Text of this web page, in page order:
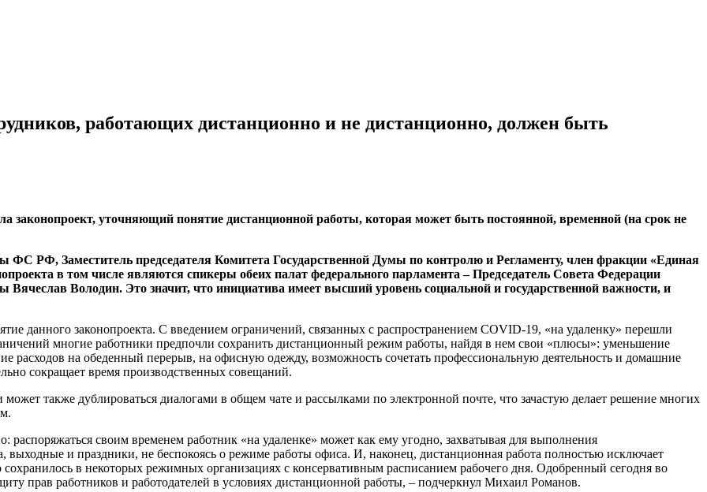
работающих дистанционно и не дистанционно, должен быть
законопроект, уточняющий понятие дистанционной работы, которая может быть постоянной, временной (на срок не
ФС РФ, Заместитель председателя Комитета Государственной Думы по контролю и Регламенту, член фракции «Единая
в том числе являются спикеры обеих палат федерального парламента – Председатель Совета Федерации
Володин. Это значит, что инициатива имеет высший уровень социальной и государственной важности, и
данного законопроекта. С введением ограничений, связанных с распространением COVID-19, «на удаленку» перешли
многие работники предпочли сохранить дистанционный режим работы, найдя в нем свои «плюсы»: уменьшение
расходов на обеденный перерыв, на офисную одежду, возможность сочетать профессиональную деятельность и домашние
сокращает время производственных совещаний.
также дублироваться диалогами в общем чате и рассылками по электронной почте, что зачастую делает решение многих
своим временем работник «на удаленке» может как ему угодно, захватывая для выполнения
выходные и праздники, не беспокоясь о режиме работы офиса. И, наконец, дистанционная работа полностью исключает
в некоторых режимных организациях с консервативным расписанием рабочего дня. Одобренный сегодня во
прав работников и работодателей в условиях дистанционной работы, – подчеркнул Михаил Романов.